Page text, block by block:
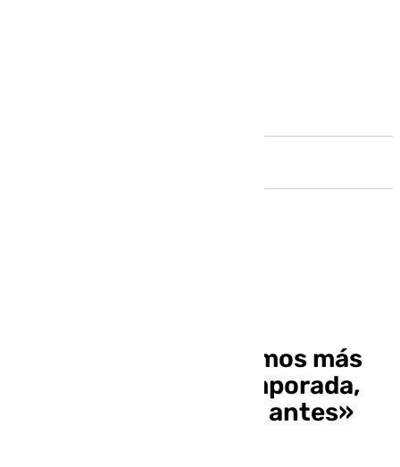
Pacheta: «No tendremos más
dinero la próxima temporada,
pero lo vamos a tener antes»